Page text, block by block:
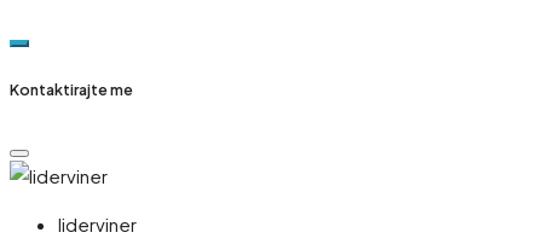
Kontaktirajte me
liderviner